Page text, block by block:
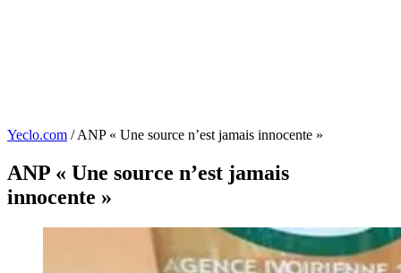
Yeclo.com / ANP « Une source n’est jamais innocente »
ANP « Une source n’est jamais
innocente »